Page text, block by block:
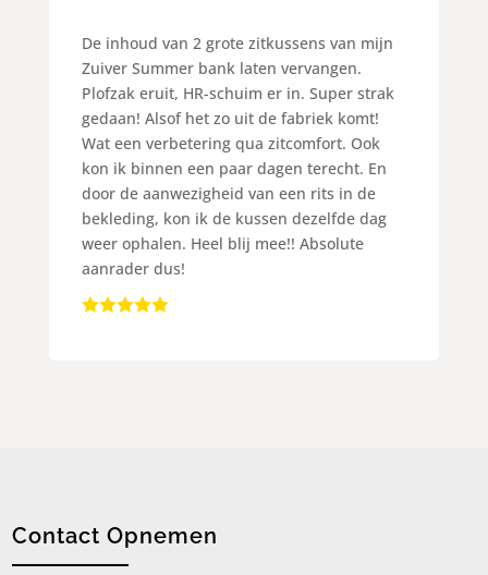
De inhoud van 2 grote zitkussens van mijn
Zuiver Summer bank laten vervangen.
Plofzak eruit, HR-schuim er in. Super strak
gedaan! Alsof het zo uit de fabriek komt!
Wat een verbetering qua zitcomfort. Ook
kon ik binnen een paar dagen terecht. En
door de aanwezigheid van een rits in de
bekleding, kon ik de kussen dezelfde dag
weer ophalen. Heel blij mee!! Absolute
aanrader dus!
Contact Opnemen